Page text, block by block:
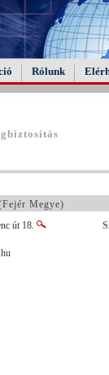
Rólunk
Megye)
út 18.